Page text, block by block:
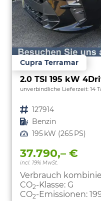
Cupra Terramar
unverbindliche Lieferzeit: 14
Fahrzeugnr. 127914
Kraftstoff Benzin
Leistung 195 kW (265 PS)
37.790,– €
incl. 19% MwSt.
Verbrauch
CO2-Klasse: G
CO2-Emissionen: